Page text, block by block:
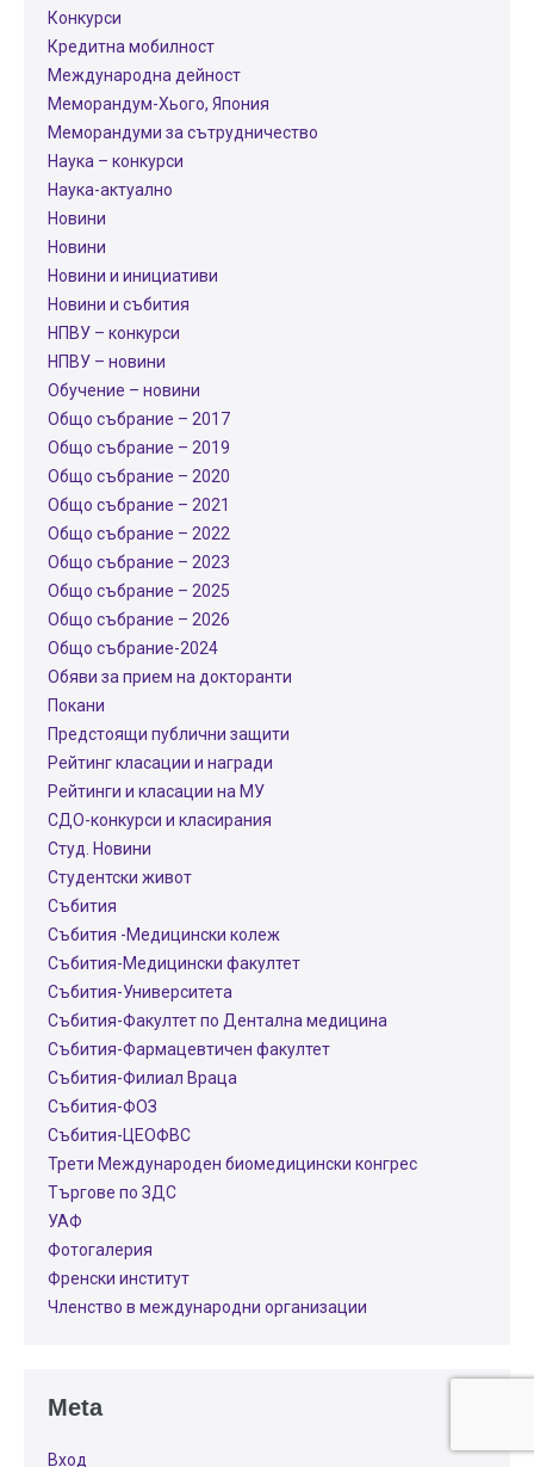
Конкурси
Кредитна мобилност
Международнa дейност
Меморандум-Хього, Япония
Меморандуми за сътрудничество
Наука – конкурси
Наука-актуално
Новини
Новини
Новини и инициативи
Новини и събития
НПВУ – конкурси
НПВУ – новини
Обучение – новини
Общо събрание – 2017
Общо събрание – 2019
Общо събрание – 2020
Общо събрание – 2021
Общо събрание – 2022
Общо събрание – 2023
Общо събрание – 2025
Общо събрание – 2026
Общо събрание-2024
Обяви за прием на докторанти
Покани
Предстоящи публични защити
Рейтинг класации и награди
Рейтинги и класации на МУ
СДО-конкурси и класирания
Студ. Новини
Студентски живот
Събития
Събития -Медицински колеж
Събития-Медицински факултет
Събития-Университета
Събития-Факултет по Дентална медицина
Събития-Фармацевтичен факултет
Събития-Филиал Враца
Събития-ФОЗ
Събития-ЦЕОФВС
Трети Международен биомедицински конгрес
Търгове по ЗДС
УАФ
Фотогалерия
Френски институт
Членство в международни организации
Meta
Вход